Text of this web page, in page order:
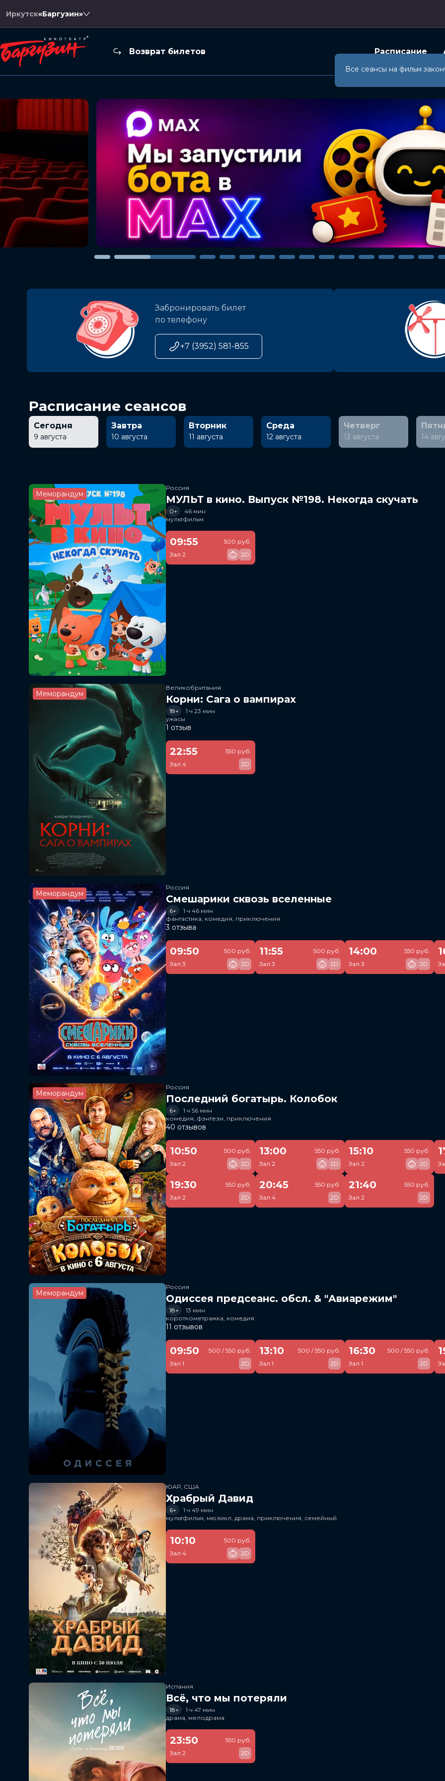
Иркутск«Баргузин»
Возврат билетов Расписание
Забронировать билет
по телефону
+7 (3952) 581-855
Расписание сеансов
Сегодня
9 августа
Завтра
10 августа
Вторник
11 августа
Среда
12 августа
Четверг
13 августа 14
Меморандум
Россия
МУЛЬТ в кино. Выпуск №198. Некогда скучать
0+
46 мин
мультфильм
09:55
Зал 2
500 руб.
2D
Меморандум
Великобритания
Корни: Сага о вампирах
18+
1 ч 23 мин
ужасы
1 отзыв
22:55
Зал 4
550 руб.
2D
Меморандум
Россия
Смешарики сквозь вселенные
6+
1 ч 46 мин
фантастика, комедия, приключения
3 отзыва
09:50
Зал 3
500 руб.
2D
11:55
Зал 3
500 руб.
2D
14:00
Зал 3
550 руб.
2D
Меморандум
Россия
Последний богатырь. Колобок
6+
1 ч 56 мин
комедия, фэнтези, приключения
40 отзывов
10:50
Зал 2
500 руб.
2D
13:00
Зал 2
550 руб.
2D
15:10
Зал 2
550 руб.
2D
19:30
Зал 2
550 руб.
2D
20:45
Зал 4
550 руб.
2D
21:40
Зал 2
550 руб.
2D
Меморандум
Россия
Одиссея предсеанс. обсл. & "Авиарежим"
18+
13 мин
короткометражка, комедия
11 отзывов
09:50
Зал 1
500 / 550 руб.
2D
13:10
Зал 1
500 / 550 руб.
2D
16:30
Зал 1
500 / 550 руб.
2D
ЮАР, США
Храбрый Давид
6+
1 ч 49 мин
мультфильм, мюзикл, драма, приключения, семейный
10:10
Зал 4
500 руб.
2D
Испания
Всё, что мы потеряли
18+
1 ч 47 мин
драма, мелодрама
23:50
Зал 2
550 руб.
2D
Все сеансы на фильм